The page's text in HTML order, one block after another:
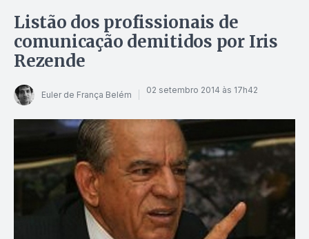
Listão dos profissionais de
comunicação demitidos por Iris
Rezende
Euler de França Belém 02 setembro 2014 às 17h42